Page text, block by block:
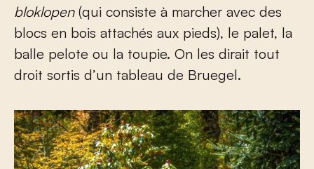
bloklopen(qui consiste à marcher avec des
blocs en bois attachés aux pieds), le palet, la
balle pelote ou la toupie. On les dirait tout
droit sortis d’un tableau de Bruegel.